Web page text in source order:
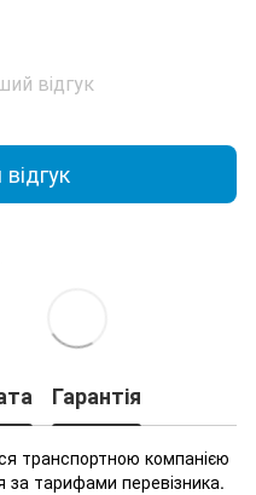
відгук
Гарантія
транспортною компанією
за тарифами перевізника.